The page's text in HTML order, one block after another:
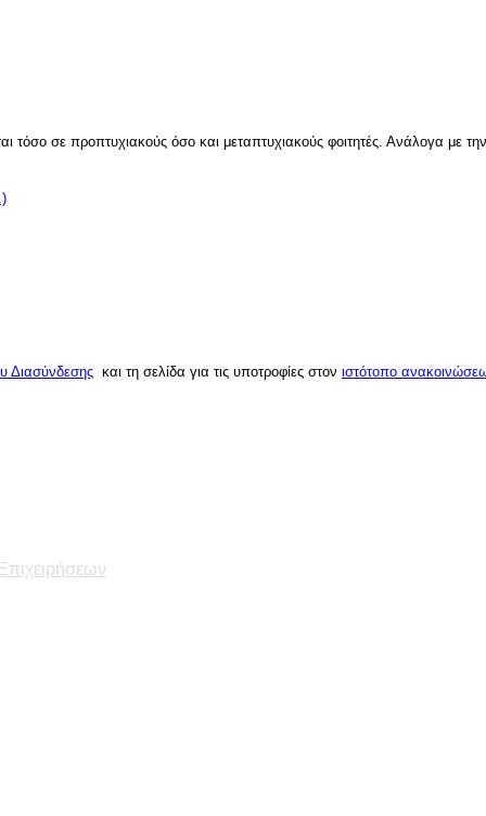
σε προπτυχιακούς όσο και μεταπτυχιακούς φοιτητές. Ανάλογα με την
Διασύνδεσης και τη σελίδα για τις υποτροφίες στον ιστότοπο